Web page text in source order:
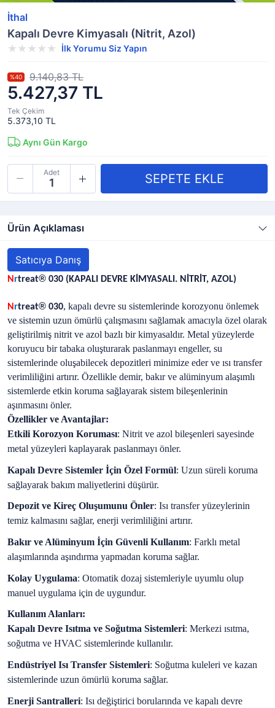
İthal
Kapalı Devre Kimyasalı (Nitrit, Azol)
İlk Yorumu Siz Yapın
5.427,37 TL
%40 9.140,83 TL
Tek Çekim
5.373,10 TL
Aynı Gün Kargo
Adet
Ürün Açıklaması
Satıcıya Danış
Nrtreat® 030 (KAPALI DEVRE KİMYASALI. NİTRİT, AZOL)
Nrtreat® 030, kapalı devre su sistemlerinde korozyonu önlemek
ve sistemin uzun ömürlü çalışmasını sağlamak amacıyla özel olarak
geliştirilmiş nitrit ve azol bazlı bir kimyasaldır. Metal yüzeylerde
koruyucu bir tabaka oluşturarak paslanmayı engeller, su
sistemlerinde oluşabilecek depozitleri minimize eder ve ısı transfer
verimliliğini artırır. Özellikle demir, bakır ve alüminyum alaşımlı
sistemlerde etkin koruma sağlayarak sistem bileşenlerinin
aşınmasını önler.
Özellikler ve Avantajlar:
Etkili Korozyon Koruması: Nitrit ve azol bileşenleri sayesinde
metal yüzeyleri kaplayarak paslanmayı önler.
Kapalı Devre Sistemler İçin Özel Formül: Uzun süreli koruma
sağlayarak bakım maliyetlerini düşürür.
Depozit ve Kireç Oluşumunu Önler: Isı transfer yüzeylerinin
temiz kalmasını sağlar, enerji verimliliğini artırır.
Bakır ve Alüminyum İçin Güvenli Kullanım: Farklı metal
alaşımlarında aşındırma yapmadan koruma sağlar.
Kolay Uygulama: Otomatik dozaj sistemleriyle uyumlu olup
manuel uygulama için de uygundur.
Kullanım Alanları:
Kapalı Devre Isıtma ve Soğutma Sistemleri: Merkezi ısıtma,
soğutma ve HVAC sistemlerinde kullanılır.
Endüstriyel Isı Transfer Sistemleri: Soğutma kuleleri ve kazan
sistemlerinde uzun ömürlü koruma sağlar.
Enerji Santralleri: Isı değiştirici borularında ve kapalı devre